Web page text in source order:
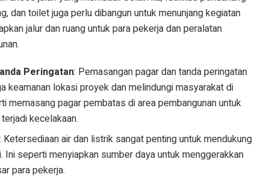
dan toilet juga perlu dibangun untuk menunjang kegiatan
jalur dan ruang untuk para pekerja dan peralatan
Peringatan: Pemasangan pagar dan tanda peringatan
keamanan lokasi proyek dan melindungi masyarakat di
memasang pagar pembatas di area pembangunan untuk
kecelakaan.
: Ketersediaan air dan listrik sangat penting untuk mendukung
seperti menyiapkan sumber daya untuk menggerakkan
para pekerja.